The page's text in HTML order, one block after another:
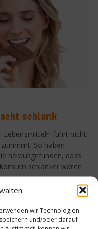
wir Technologien
und/oder darauf
schlank
Lebensmitteln führt nicht
So haben
herausgefunden, dass
schlanker waren